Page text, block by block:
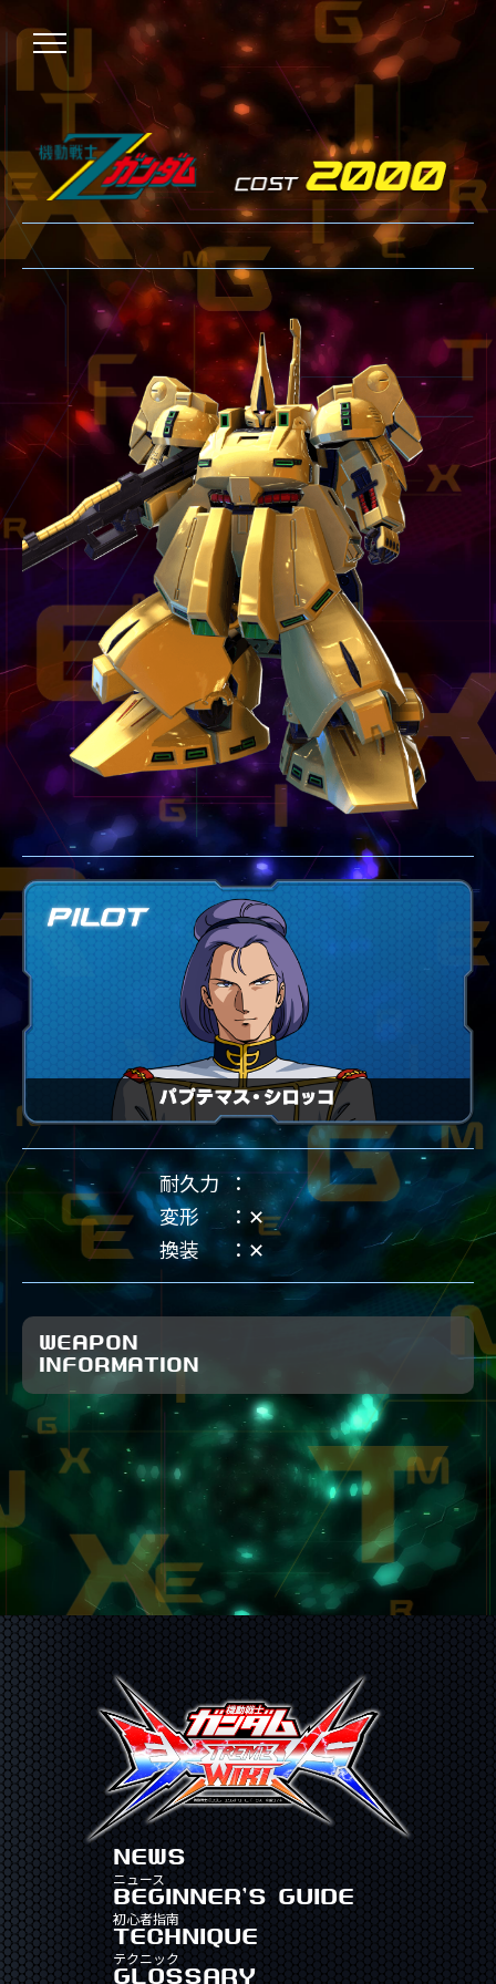
NEWS
ニュース
OVER BOOST
オーバーブースト
XVOOST
クロスブースト
EXVS2
エクストリームバーサス2
MAXI BOOST ON
マキシブーストオン
BEGINNER'S GUIDE
初心者指南
TECHNIQUE
テクニック
GLOSSARY
用語集
BUTTON PLACEMENT
ゲームパッドボタン配置
TWITTER
ツイッター
YOUTUBE
ユーチューブ
耐久力
変形
✕
換装
✕
WEAPON
INFORMATION
NEWS
ニュース
BEGINNER'S GUIDE
初心者指南
TECHNIQUE
テクニック
GLOSSARY